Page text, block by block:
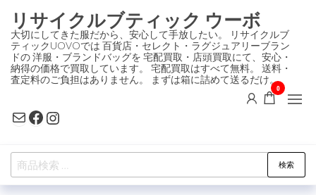
ン
テ
ン
ツ
プ
リサイクルブティック ウーボ
大切にしてきた服だから、安心して手放したい。 リサイクルブ
ティックUOVOでは 百貨店・セレクト・ラグジュアリーブラン
ドの 洋服・ブランドバッグを 宅配買取・店頭買取にて、安心・
納得の価格で買取しています。 宅配買取はすべて無料。 送料・
査定料のご負担はありません。 まずは箱に詰めて送るだけ。
MailFacebook
Instagram
0
検
索
検索